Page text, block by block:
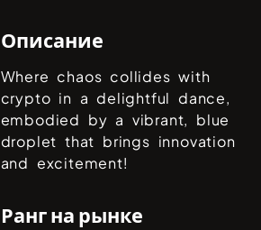
Описание
Where chaos collides with
crypto in a delightful dance,
embodied by a vibrant, blue
droplet that brings innovation
and excitement!
Ранг на рынке